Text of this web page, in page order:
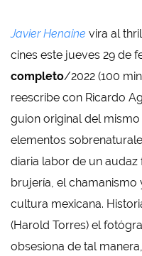
Javier Henaine vira al
cines este jueves 29 de
completo/2022 (100
reescribe con Ricardo
guion original del
elementos
diaria labor de un
brujería, el chamanismo
cultura mexicana.
(Harold Torres) el
obsesiona de tal